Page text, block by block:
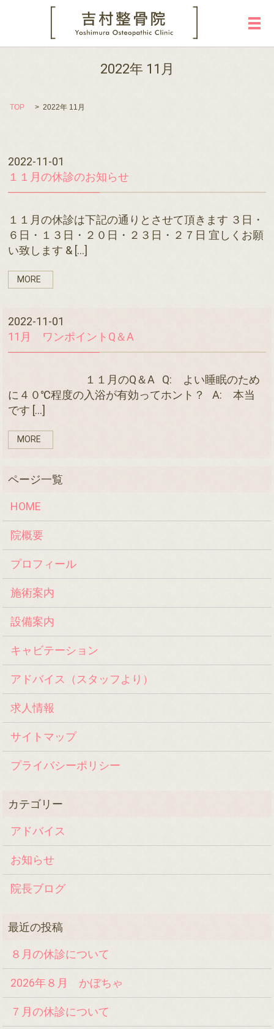
メ
2022年 11月
TOP 2022年 11月
2022-11-01
１１月の休診のお知らせ
１１月の休診は下記の通りとさせて頂きます ３日・
６日・１３日・２０日・２３日・２７日 宜しくお願
い致します & […]
MORE
2022-11-01
11月 ワンポイントQ＆A
１１月のQ＆A Q: よい睡眠のため
に４０℃程度の入浴が有効ってホント？ A: 本当
です […]
MORE
HOME
院概要
プロフィール
施術案内
設備案内
キャビテーション
アドバイス（スタッフより）
求人情報
サイトマップ
プライバシーポリシー
アドバイス
お知らせ
院長ブログ
８月の休診について
2026年８月 かぼちゃ
７月の休診について